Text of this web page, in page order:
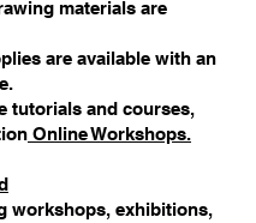
materials are
are available with an
tutorials and courses,
Online Workshops.
workshops, exhibitions,